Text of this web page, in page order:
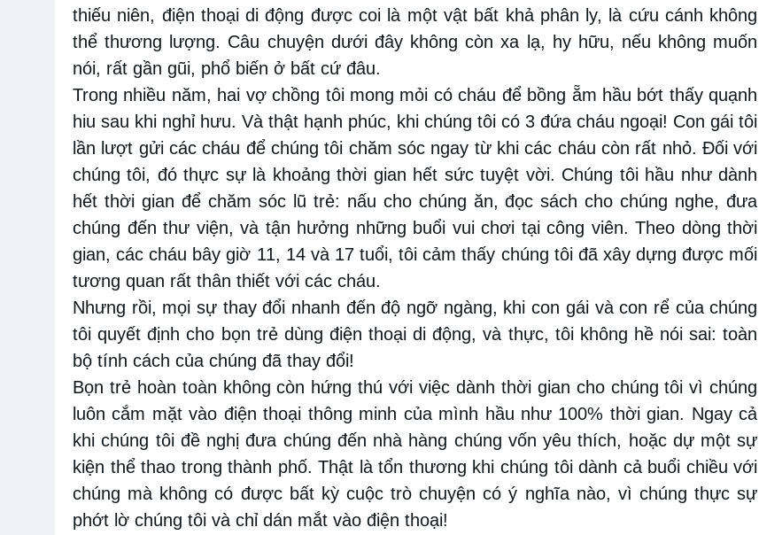
thiếu niên, điện thoại di động được coi là một vậtbất khả phân ly, là cứu cánh không
thể thương lượng. Câu chuyện dưới đây không còn xa lạ, hy hữu, nếu không muốn
nói, rất gần gũi, phổ biến ở bất cứ đâu.
Trong nhiều năm, hai vợchồng tôi mong mỏi có cháu để bồng ẵm hầu bớt thấy quạnh
hiu sau khi nghỉ hưu. Và thật hạnh phúc, khi chúng tôi có 3 đứacháu ngoại! Con gái tôi
lần lượt gửi các cháu để chúng tôi chăm sóc ngay từ khi các cháu còn rất nhỏ. Đối với
chúng tôi, đó thực sự là khoảng thời gian hết sứctuyệt vời. Chúng tôi hầu như dành
hết thời gian để chăm sóc lũ trẻ: nấu cho chúng ăn,đọc sách cho chúng nghe, đưa
chúng đến thư viện, và tận hưởng những buổi vuichơi tại công viên. Theo dòng thời
gian, các cháu bây giờ 11, 14 và 17tuổi, tôi cảm thấy chúng tôi đã xây dựng được mối
tương quan rất thân thiết với các cháu.
Nhưng rồi, mọi sự thay đổi nhanh đến độ ngỡ ngàng, khi con gái và con rể của chúng
tôi quyết định cho bọn trẻdùng điện thoại di động, và thực, tôi không hềnói sai: toàn
bộ tính cách của chúng đã thay đổi!
Bọn trẻ hoàn toàn không còn hứng thú với việc dành thời gian cho chúng tôi vì chúng
luôn cắm mặt vào điện thoại thông minh của mình hầu như 100% thời gian. Ngay cả
khi chúng tôi đề nghị đưa chúng đến nhà hàng chúng vốn yêu thích, hoặc dự một sự
kiện thể thao trong thành phố.Thật là tổn thương khi chúng tôi dành cả buổi chiều với
chúng mà không có được bất kỳ cuộc trò chuyện có ý nghĩa nào, vì chúng thực sự
phớt lờ chúng tôi và chỉ dán mắt vào điện thoại!